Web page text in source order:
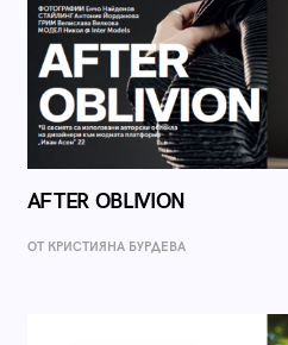
AFTER OBLIVION
ОТ КРИСТИЯНА БУРДЕВА